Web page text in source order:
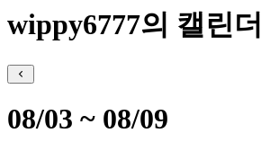
wippy6777의 캘린더
08/03 ~ 08/09